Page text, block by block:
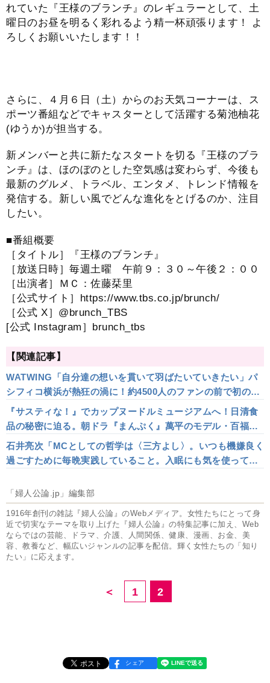
れていた『王様のブランチ』のレギュラーとして、土
曜日のお昼を明るく彩れるよう精一杯頑張ります！ よ
ろしくお願いいたします！！
さらに、４月６日（土）からのお天気コーナーは、ス
ポーツ番組などでキャスターとして活躍する菊池柚花
(ゆうか)が担当する。
新メンバーと共に新たなスタートを切る『王様のブラ
ンチ』は、ほのぼのとした空気感は変わらず、今後も
最新のグルメ、トラベル、エンタメ、トレンド情報を
発信する。新しい風でどんな進化をとげるのか、注目
したい。
■番組概要
［タイトル］『王様のブランチ』
［放送日時］毎週土曜 午前９：３０～午後２：００
［出演者］ＭＣ：佐藤栞里
［公式サイト］https://www.tbs.co.jp/brunch/
［公式 X］@brunch_TBS
[公式 Instagram］brunch_tbs
【関連記事】
WATWING「自分達の想いを貫いて羽ばたいていきたい」パ
シフィコ横浜が熱狂の渦に！約4500人のファンの前で初のワ
ンマンライブ
『サスティな！』でカップヌードルミュージアムへ！日清食
品の秘密に迫る。朝ドラ『まんぷく』萬平のモデル・百福。
＜チキンラーメン＞ができるまで
石井亮次「MCとしての哲学は〈三方よし〉。いつも機嫌良く
過ごすために毎晩実践していること。入眠にも気を使ってい
「婦人公論.jp」編集部
1916年創刊の雑誌『婦人公論』のWebメディア。女性たちにとって身
近で切実なテーマを取り上げた『婦人公論』の特集記事に加え、Web
ならではの芸能、ドラマ、介護、人間関係、健康、漫画、お金、美
容、教養など、幅広いジャンルの記事を配信。輝く女性たちの「知り
たい」に応えます。
＜ 1 2
シェア